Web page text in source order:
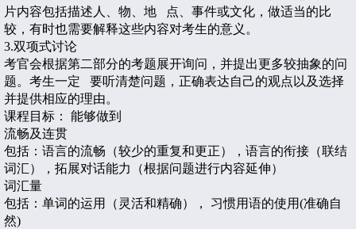
片内容包括描述人、物、地
点、事件或文化，做适当的比
较，有时也需要解释这些内容对考生的意义。
3.双项式讨论
考官会根据第二部分的考题展开询问，并提出更多较抽象的问
题。考生一定
要听清楚问题，正确表达自己的观点以及选择
并提供相应的理由。
课程目标：
能够做到
流畅及连贯
包括：语言的流畅（较少的重复和更正），语言的衔接（联结
词汇），拓展对话能力（根据问题进行内容延伸）
词汇量
包括：单词的运用（灵活和精确），
习惯用语的使用(准确自
然)